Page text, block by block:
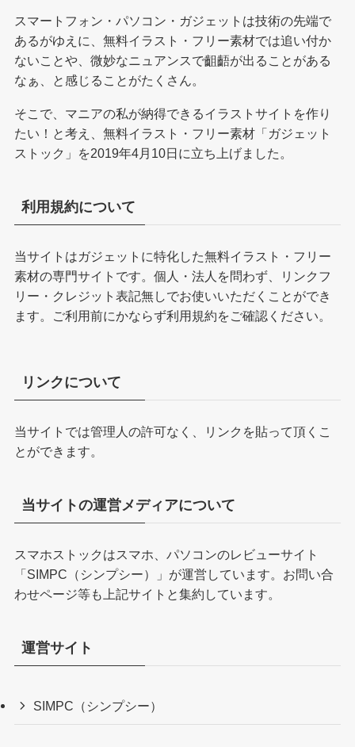
スマートフォン・パソコン・ガジェットは技術の先端で
あるがゆえに、無料イラスト・フリー素材では追い付か
ないことや、微妙なニュアンスで齟齬が出ることがある
なぁ、と感じることがたくさん。
そこで、マニアの私が納得できるイラストサイトを作り
たい！と考え、無料イラスト・フリー素材「ガジェット
ストック」を2019年4月10日に立ち上げました。
利用規約について
当サイトはガジェットに特化した無料イラスト・フリー
素材の専門サイトです。個人・法人を問わず、リンクフ
リー・クレジット表記無しでお使いいただくことができ
ます。ご利用前にかならず利用規約をご確認ください。
リンクについて
当サイトでは管理人の許可なく、リンクを貼って頂くこ
とができます。
当サイトの運営メディアについて
スマホストックはスマホ、パソコンのレビューサイト
「SIMPC（シンプシー）
」が運営しています。お問い合
わせページ等も上記サイトと集約しています。
運営サイト
SIMPC（シンプシー）